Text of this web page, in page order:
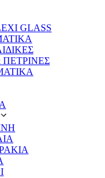
GLASS